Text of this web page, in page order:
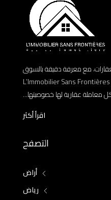
مع معرفة دقيقة بالسوق
المحلي وخدمة عملاء استثنائية. في L’Immobilier Sans Frontières
معاملة عقارية لها خصوصيتها...
اقرأ أكثر
التصفح
أراض
رياض